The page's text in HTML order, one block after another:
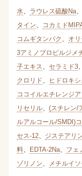
水 ラウレス硫酸Na、
タイン
コカミド
コムギタンパク
オ
3アミノプロピルジメ
子エキス
セラミド3、
クロリド
ヒドロキ
ココイルエチレンジ
リセリル、 (スチレン/
ルアルコール/SMDI)
セス-12、 ジステアリ
料、 EDTA-2Na、 フェ
ゾリノン
メチルイ